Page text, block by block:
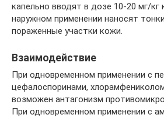
капельно вводят в дозе 10-20 мг/
наружном применении наносят
пораженные участки кожи.
Взаимодействие
При одновременном применении с
цефалоспоринами,
возможен антагонизм
При одновременном применении с